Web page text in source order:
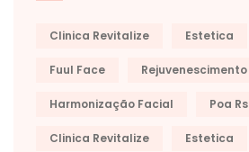
Clinica Revitalize Estetica
Fuul Face Rejuvenescimento
Harmonização Facial Poa Rs
Clinica Revitalize Estetica